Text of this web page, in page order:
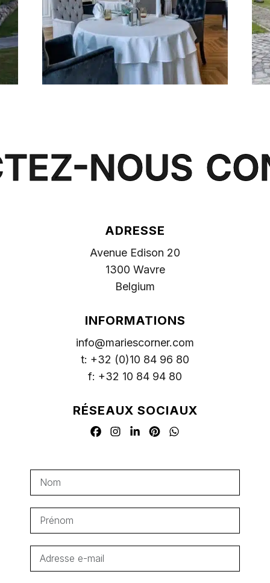
NOUS
ADRESSE
Avenue Edison 20
1300 Wavre
Belgium
INFORMATIONS
info@mariescorner.com
t: +32 (0)10 84 96 80
f: +32 10 84 94 80
RÉSEAUX SOCIAUX